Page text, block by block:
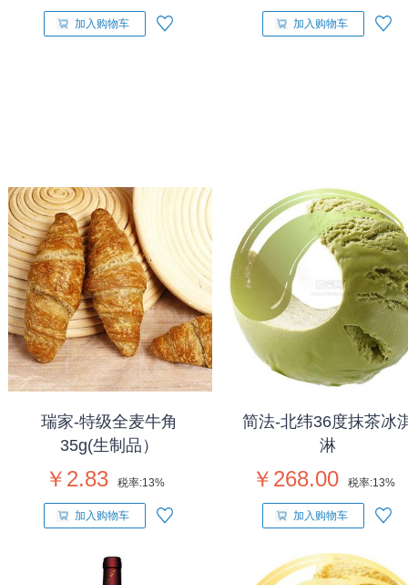
加入购物车 加入购物车
瑞家-特级全麦牛角
35g(生制品）
￥2.83 税率:13%
加入购物车
简法-北纬36度抹茶冰
淋
￥268.00 税率:13%
加入购物车